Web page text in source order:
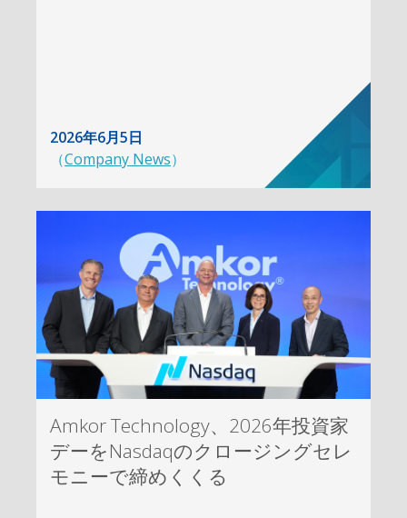
2026年6月5日
（Company News）
Amkor Technology、2026年投資家
デーをNasdaqのクロージングセレ
モニーで締めくくる